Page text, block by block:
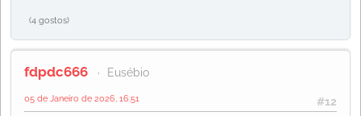
(4 gostos)
fdpdc666 Eusébio
#12
05 de Janeiro de 2026, 16:51